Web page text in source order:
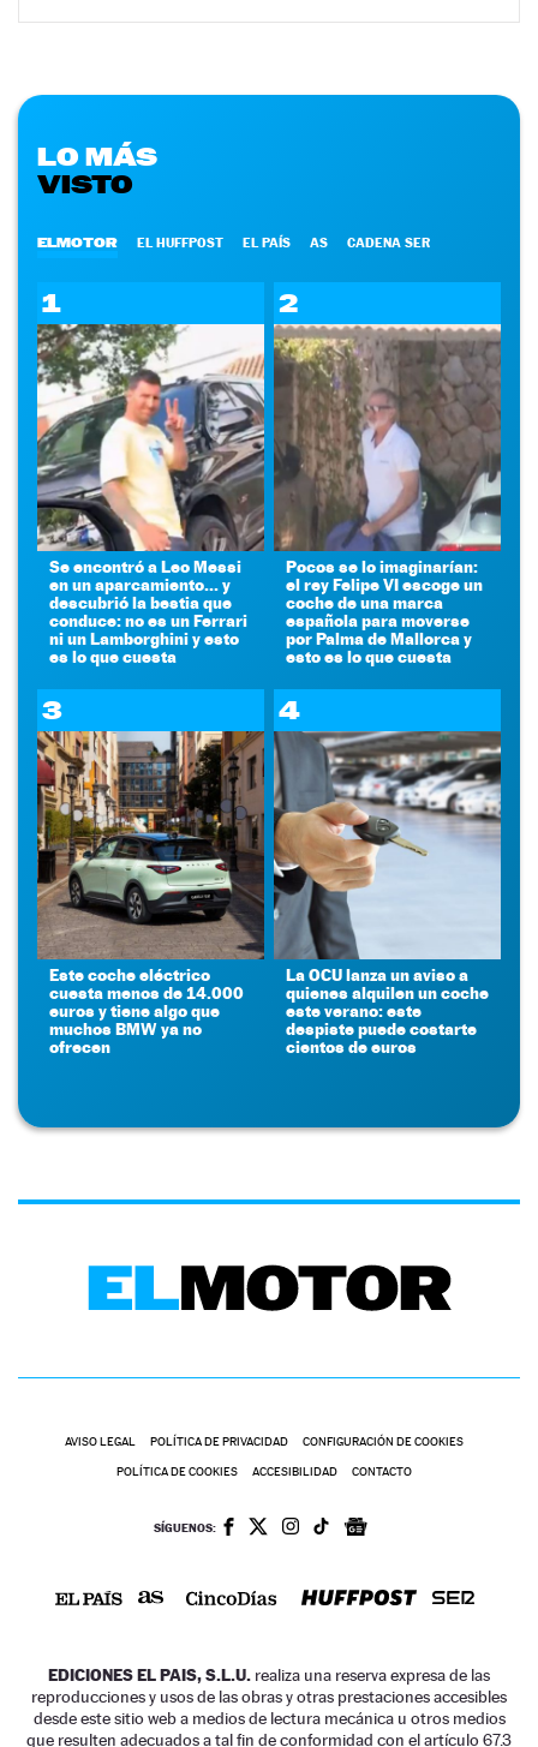
LO MÁS
VISTO
ELMOTOR EL HUFFPOST EL PAÍS AS CADENA SER
1
Se encontró a Leo Messi
en un aparcamiento... y
descubrió la bestia que
conduce: no es un Ferrari
ni un Lamborghini y esto
es lo que cuesta
2
Pocos se lo imaginarían:
el rey Felipe VI escoge un
coche de una marca
española para moverse
por Palma de Mallorca y
esto es lo que cuesta
3
Este coche eléctrico
cuesta menos de 14.000
euros y tiene algo que
muchos BMW ya no
ofrecen
4
La OCU lanza un aviso a
quienes alquilen un coche
este verano: este
despiste puede costarte
cientos de euros
AVISO LEGAL POLÍTICA DE PRIVACIDAD CONFIGURACIÓN DE COOKIES
POLÍTICA DE COOKIES ACCESIBILIDAD CONTACTO
SÍGUENOS:
EDICIONES EL PAIS, S.L.U. realiza una reserva expresa de las
reproducciones y usos de las obras y otras prestaciones accesibles
desde este sitio web a medios de lectura mecánica u otros medios
que resulten adecuados a tal fin de conformidad con el artículo 67.3